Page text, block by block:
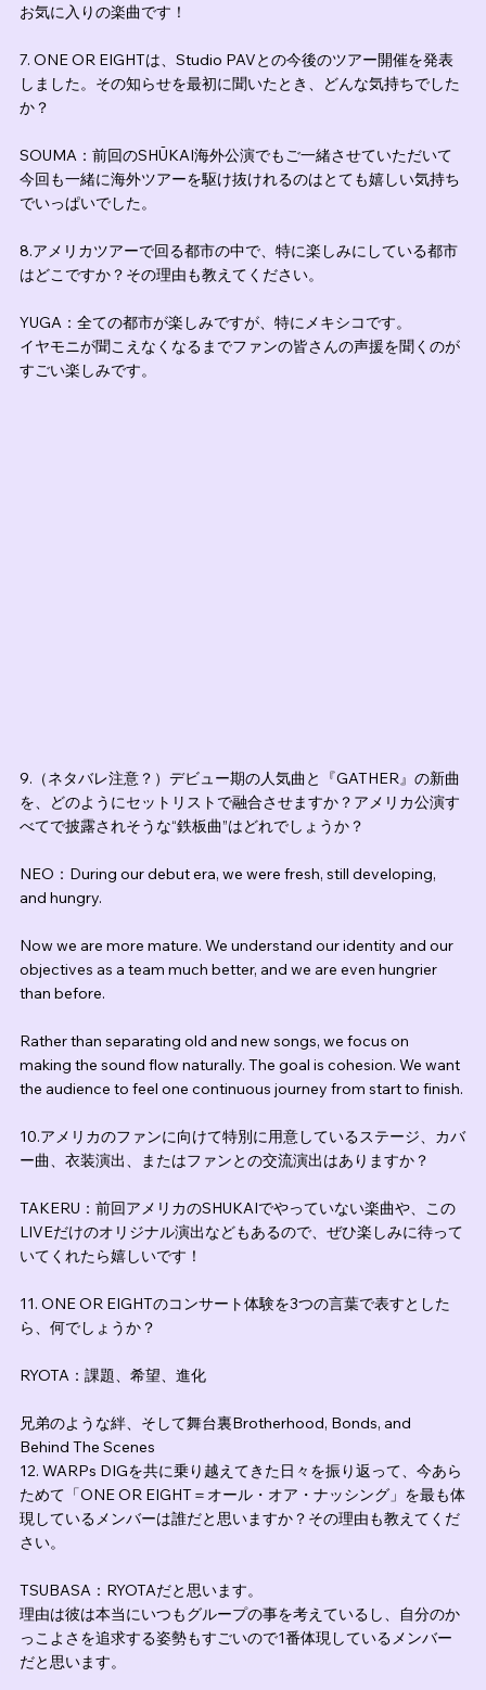
お気に入りの楽曲です！
7. ONE OR EIGHTは、Studio PAVとの今後のツアー開催を発表
しました。その知らせを最初に聞いたとき、どんな気持ちでした
か？
SOUMA：前回のSHŪKAI海外公演でもご一緒させていただいて
今回も一緒に海外ツアーを駆け抜けれるのはとても嬉しい気持ち
でいっぱいでした。
8.アメリカツアーで回る都市の中で、特に楽しみにしている都市
はどこですか？その理由も教えてください。
YUGA：全ての都市が楽しみですが、特にメキシコです。
イヤモニが聞こえなくなるまでファンの皆さんの声援を聞くのが
すごい楽しみです。
9.（ネタバレ注意？）デビュー期の人気曲と『GATHER』の新曲
を、どのようにセットリストで融合させますか？アメリカ公演す
べてで披露されそうな“鉄板曲”はどれでしょうか？
NEO：During our debut era, we were fresh, still developing,
and hungry.
Now we are more mature. We understand our identity and our
objectives as a team much better, and we are even hungrier
than before.
Rather than separating old and new songs, we focus on
making the sound flow naturally. The goal is cohesion. We want
the audience to feel one continuous journey from start to finish.
10.アメリカのファンに向けて特別に用意しているステージ、カバ
ー曲、衣装演出、またはファンとの交流演出はありますか？
TAKERU：前回アメリカのSHUKAIでやっていない楽曲や、この
LIVEだけのオリジナル演出などもあるので、ぜひ楽しみに待って
いてくれたら嬉しいです！
11. ONE OR EIGHTのコンサート体験を3つの言葉で表すとした
ら、何でしょうか？
RYOTA：課題、希望、進化
兄弟のような絆、そして舞台裏Brotherhood, Bonds, and
Behind The Scenes
12. WARPs DIGを共に乗り越えてきた日々を振り返って、今あら
ためて「ONE OR EIGHT＝オール・オア・ナッシング」を最も体
現しているメンバーは誰だと思いますか？その理由も教えてくだ
さい。
TSUBASA：RYOTAだと思います。
理由は彼は本当にいつもグループの事を考えているし、自分のか
っこよさを追求する姿勢もすごいので1番体現しているメンバー
だと思います。